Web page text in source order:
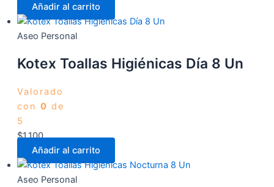
Añadir al carrito
Aseo Personal
Kotex Toallas Higiénicas Día 8 Un
Valorado
con 0 de
5
$1.100
Añadir al carrito
Aseo Personal